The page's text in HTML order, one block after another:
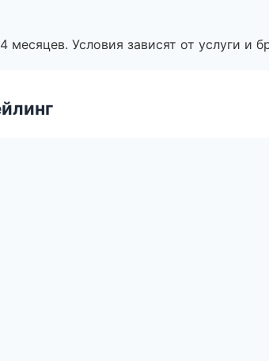
Условия зависят от услуги и